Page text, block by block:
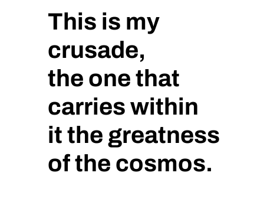
This is my
crusade,
the one that
carries within
it the greatness
of the cosmos.